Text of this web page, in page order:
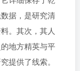
据，是研究清
。其次，其人
地方精英与平
提供了线索。